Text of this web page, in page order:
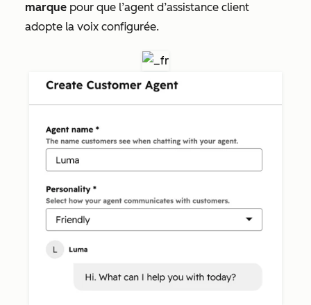
marque pour que l’agent d’assistance client
adopte la voix configurée.